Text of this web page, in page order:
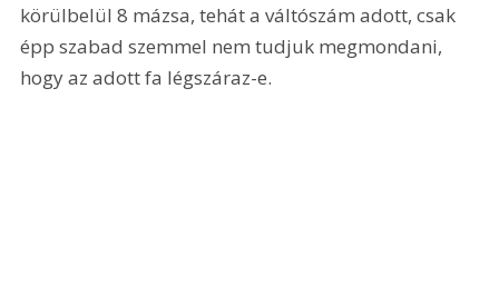
körülbelül 8 mázsa, tehát a váltószám adott, csak
épp szabad szemmel nem tudjuk megmondani,
hogy az adott fa légszáraz-e.